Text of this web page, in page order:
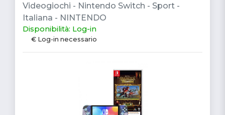
Videogiochi - Nintendo Switch - Sport -
Italiana - NINTENDO
Disponibilità: Log-in
€ Log-in necessario